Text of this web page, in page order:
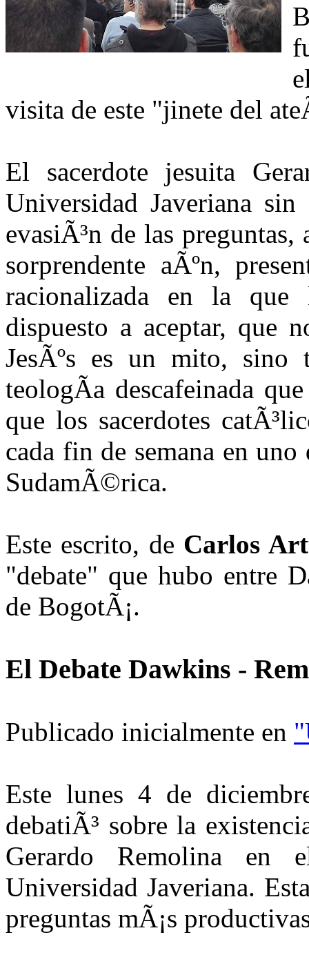
visita de este "jinete del
El sacerdote jesuita
Universidad Javeriana
evasiÃ³n de las
sorprendente aÃºn,
racionalizada en la que
dispuesto a aceptar, que
JesÃºs es un mito, sino
teologÃ­a descafeinada
que los sacerdotes
cada fin de semana en
SudamÃ©rica.
Este escrito, de Carlos
"debate" que hubo entre
de BogotÃ¡.
El Debate Dawkins -
Publicado inicialmente en
Este lunes 4 de
debatiÃ³ sobre la
Gerardo Remolina en
Universidad Javeriana.
preguntas mÃ¡s